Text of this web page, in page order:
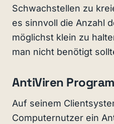
Schwachstellen zu
es sinnvoll die Anzahl
möglichst klein zu
man nicht benötigt
AntiViren
Auf seinem
Computernutzer ein